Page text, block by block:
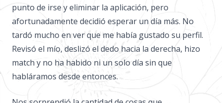
punto de irse y eliminar la aplicación, pero
afortunadamente decidió esperar un día más. No
tardó mucho en ver que me había gustado su perfil.
Revisó el mío, deslizó el dedo hacia la derecha, hizo
match y no ha habido ni un solo día sin que
habláramos desde entonces.